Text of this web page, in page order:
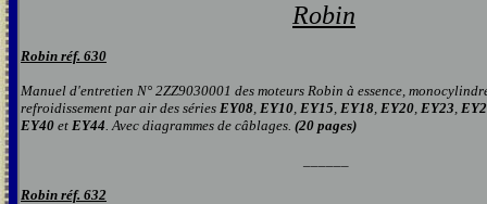
Robin
Robin réf. 630
Manuel d'entretien N° 2ZZ9030001 des moteurs Robin à essence,
refroidissement par air des séries EY08, EY10, EY15, EY18, EY20, EY23,
EY40 et EY44. Avec diagrammes de câblages. (20 pages)
Robin réf. 632